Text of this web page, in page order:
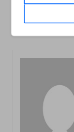
Estrattore di
di vendite in
sceglierlo?